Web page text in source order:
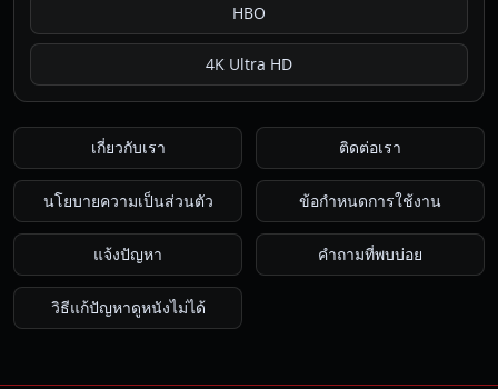
HBO
4K Ultra HD
เกี่ยวกับเรา ติดต่อเรา
นโยบายความเป็นส่วนตัว ข้อกำหนดการใช้งาน
แจ้งปัญหา คำถามที่พบบ่อย
วิธีแก้ปัญหาดูหนังไม่ได้